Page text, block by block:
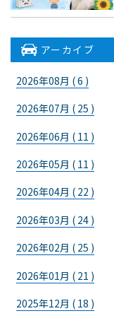
アーカイブ
2026年08月 ( 6 )
2026年07月 ( 25 )
2026年06月 ( 11 )
2026年05月 ( 11 )
2026年04月 ( 22 )
2026年03月 ( 24 )
2026年02月 ( 25 )
2026年01月 ( 21 )
2025年12月 ( 18 )